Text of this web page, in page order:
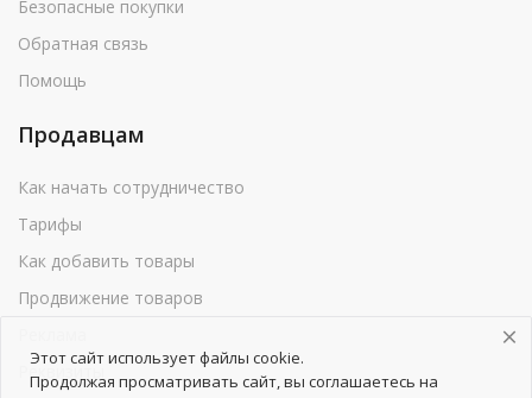
Безопасные покупки
Обратная связь
Помощь
Продавцам
Как начать сотрудничество
Тарифы
Как добавить товары
Продвижение товаров
Реквизиты
Этот сайт использует файлы cookie.
Продолжая просматривать сайт, вы соглашаетесь на